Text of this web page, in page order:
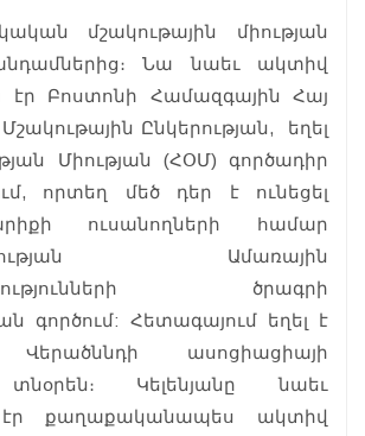
մշակութային միության
Նա նաեւ ակտիվ
էր Բոստոնի Համազգային Հայ
Ընկերության, եղել
Միության (ՀՕՄ) գործադիր
որտեղ մեծ դեր է ունեցել
ուսանողների համար
Ամառային
ծրագրի
գործում: Հետագայում եղել է
ասոցիացիայի
Կելենյանը նաեւ
քաղաքականապես ակտիվ